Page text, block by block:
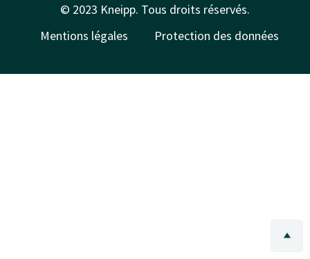
© 2023 Kneipp. Tous droits réservés.
Mentions légales
Protection des données